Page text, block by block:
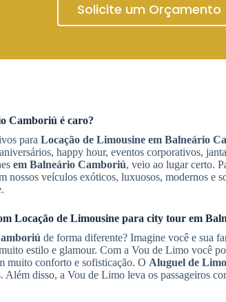
Solicite um Orçamento
Camboriú é caro?
para Locação de Limousine em Balneário
happy hour, eventos corporativos,
em Balneário Camboriú, veio ao lugar certo.
nossos veículos exóticos, luxuosos, modernos e
Locação de Limousine para city tour em
de forma diferente? Imagine você e sua
estilo e glamour. Com a Vou de Limo você
muito conforto e sofisticação. O Aluguel de
disso, a Vou de Limo leva os passageiros